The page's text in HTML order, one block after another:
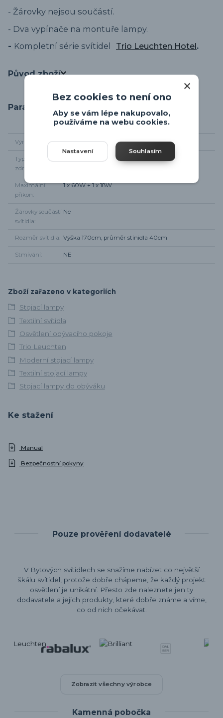
- Žárovky nejsou součástí.
- Dva vypínače na montuře lampy.
- Kompletní série svítidel Trio Leuchten Hotel.
Původ zboží
Parametry
Výrobce
Typ světelného
zdroje
1 x E27 + 1 x E14
Maximální
příkon
1 x 60W + 1 x 18W
Žárovky součástí
svítidla
Ne
Rozměr svítidla Výška 170cm, průměr stínidla 40cm
Stmívání NE
Zboží zařazeno v kategoriích
Stojací lampy
Textilní svítidla
Osvětlení obývacího pokoje
Trio Leuchten
Moderní stojací lampy
Textilní stojací lampy
Stojací lampy do obýváku
Ke stažení
Manual
Bezpečnostní pokyny
Pouze prověření dodavatelé
V Bytových svítidlech se snažíme nabízet co největší
škálu svítidel, protože dobře chápeme, že každý projekt
osvětlení je unikátní. Přesto zde naleznete jen ty
dodavatele a jejich produkty, které dobře známe a víme,
co od nich očekávat.
Zobrazit všechny výrobce
Kamenná pobočka
Bez cookies to není ono
Aby se vám lépe nakupovalo,
používáme na webu cookies.
Nastavení Souhlasím